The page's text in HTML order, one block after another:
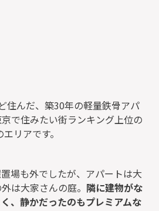
住んだ、築30年の軽量鉄骨アパ
で住みたい街ランキング上位の
リアです。
場も外でしたが、アパートは大
は大家さんの庭。 隣に建物がな
、静かだったのもプレミアムな